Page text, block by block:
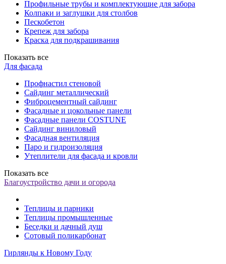
Профильные трубы и комплектующие для забора
Колпаки и заглушки для столбов
Пескобетон
Крепеж для забора
Краска для подкрашивания
Показать все
Для фасада
Профнастил стеновой
Сайдинг металлический
Фиброцементный сайдинг
Фасадные и цокольные панели
Фасадные панели COSTUNE
Сайдинг виниловый
Фасадная вентиляция
Паро и гидроизоляция
Утеплители для фасада и кровли
Показать все
Благоустройство дачи и огорода
Теплицы и парники
Теплицы промышленные
Беседки и дачный душ
Сотовый поликарбонат
Гирлянды к Новому Году